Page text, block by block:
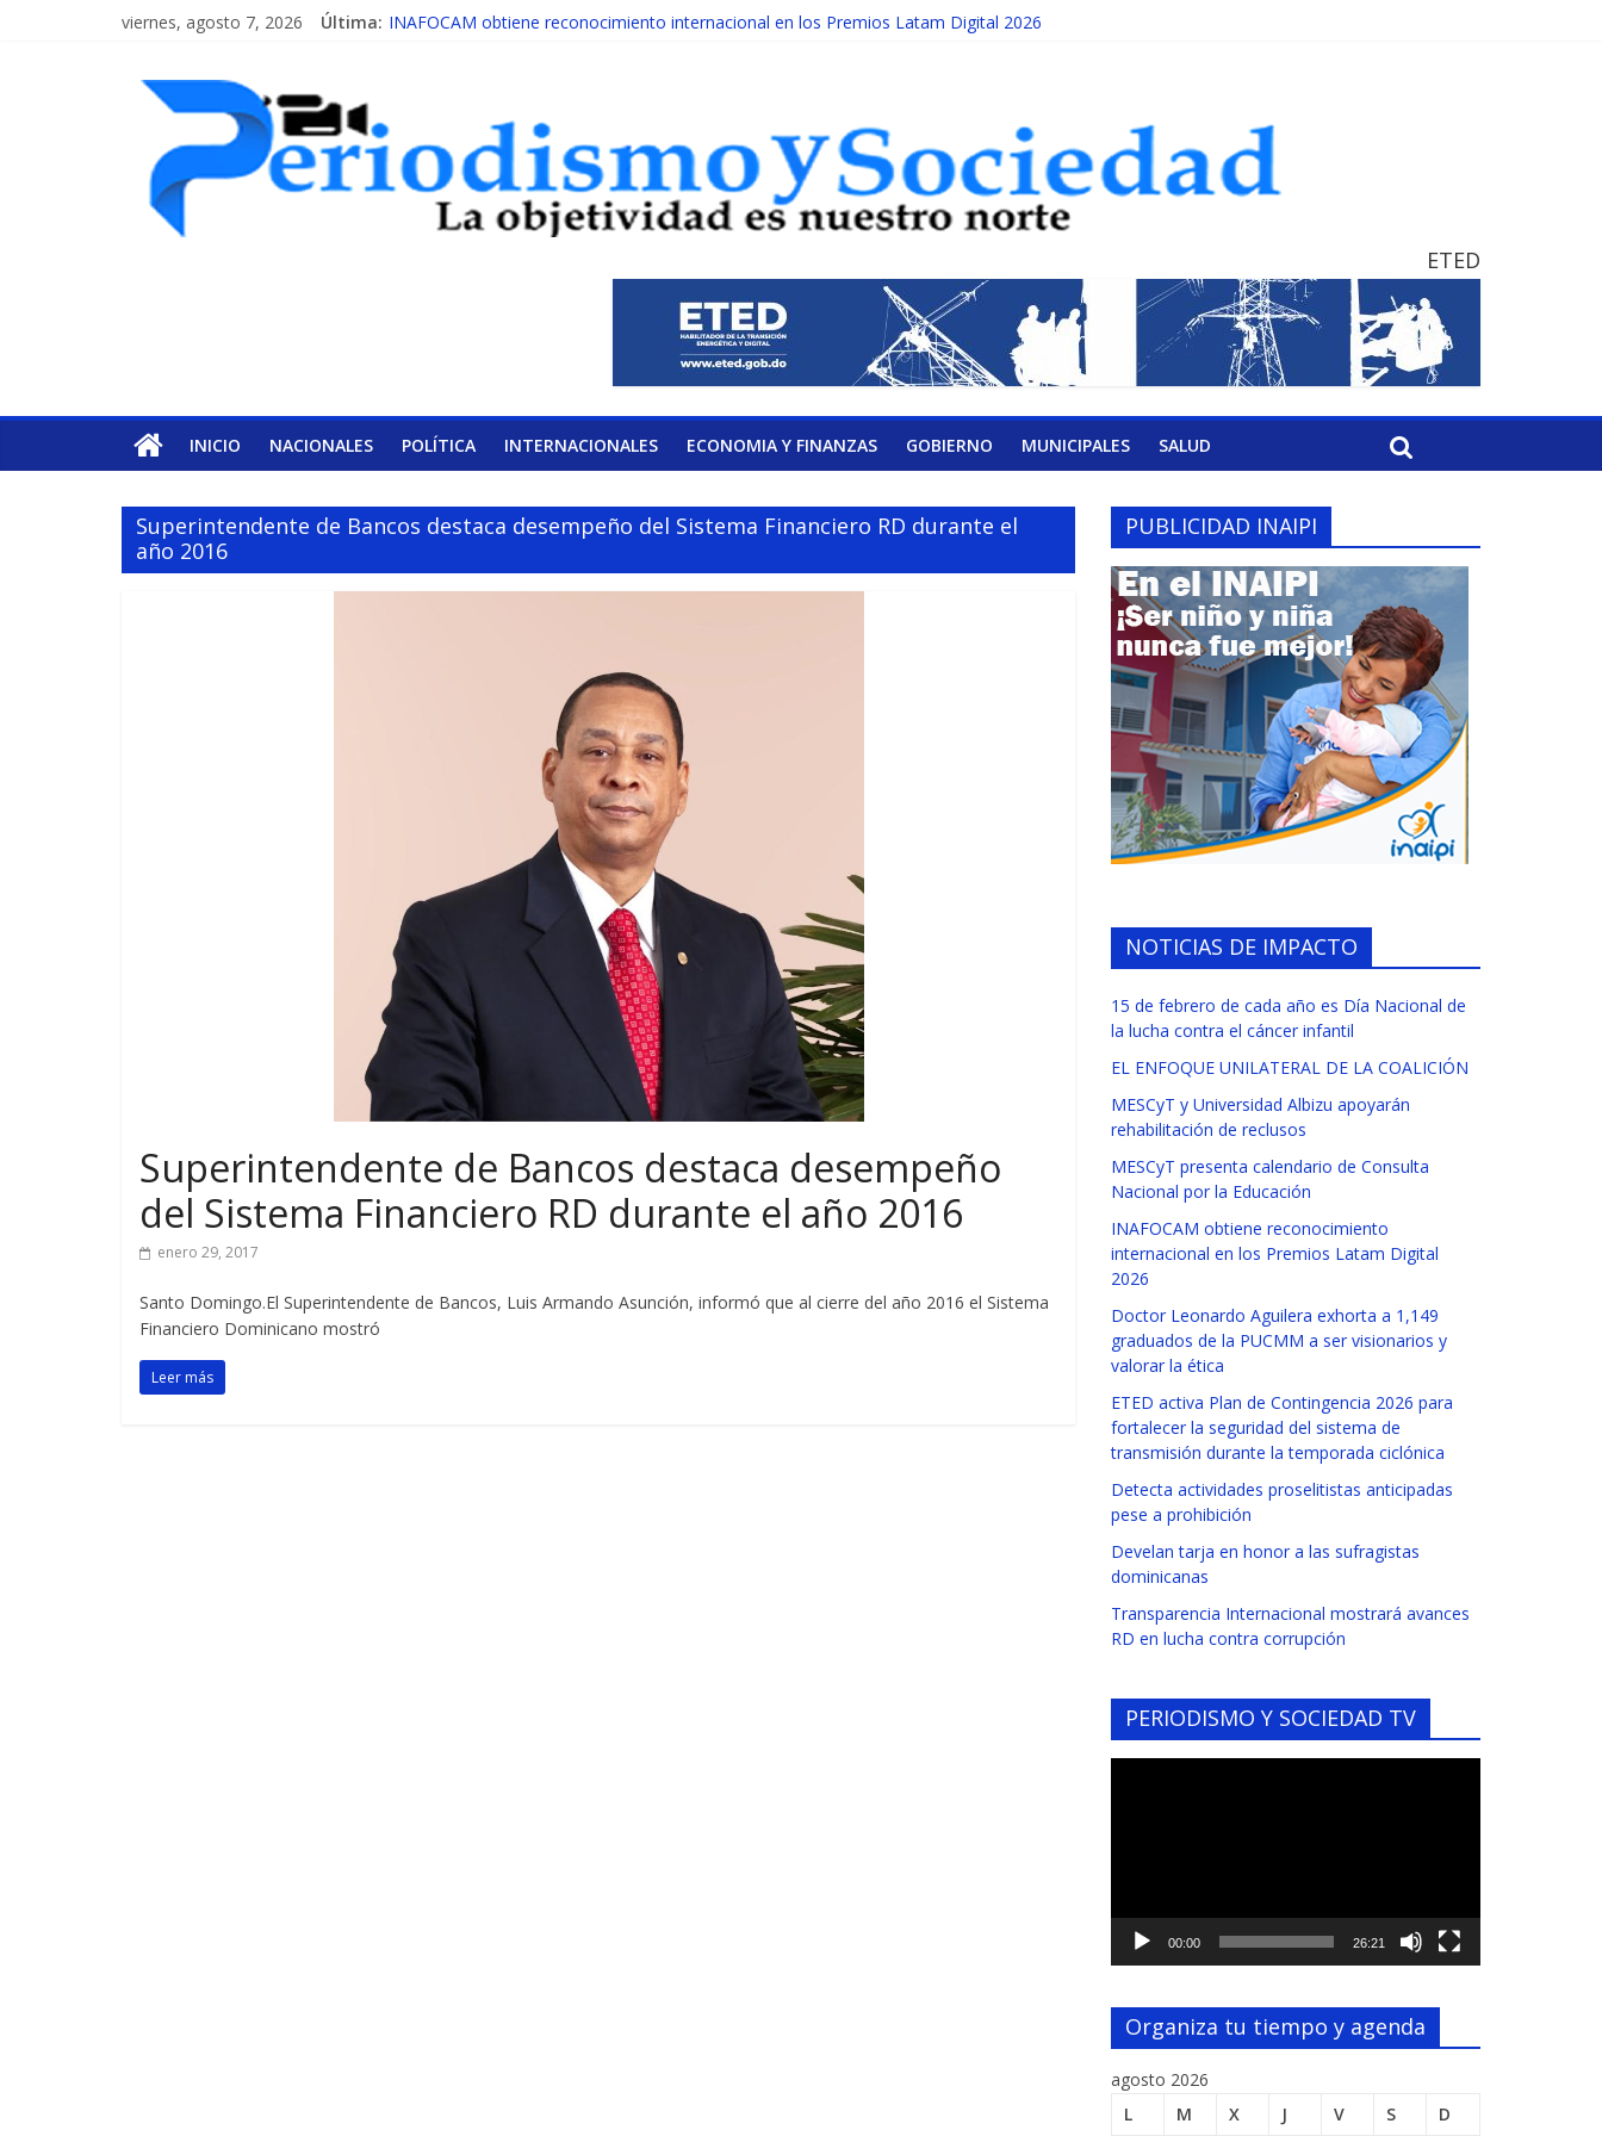
viernes, agosto 7, 2026 Última: INAFOCAM obtiene reconocimiento internacional en los Premios Latam Digital 2026
MESCyT presenta calendario de Consulta Nacional por la Educación
ETED
INICIO NACIONALES POLÍTICA INTERNACIONALES ECONOMIA Y FINANZAS GOBIERNO MUNICIPALES SALUD
Superintendente de Bancos destaca desempeño del Sistema Financiero RD durante el
año 2016
Superintendente de Bancos destaca desempeño
del Sistema Financiero RD durante el año 2016
enero 29, 2017
Santo Domingo.El Superintendente de Bancos, Luis Armando Asunción, informó que al cierre del año 2016 el Sistema
Financiero Dominicano mostró
Leer más
PUBLICIDAD INAIPI
NOTICIAS DE IMPACTO
15 de febrero de cada año es Día Nacional de
la lucha contra el cáncer infantil
EL ENFOQUE UNILATERAL DE LA COALICIÓN
MESCyT y Universidad Albizu apoyarán
rehabilitación de reclusos
MESCyT presenta calendario de Consulta
Nacional por la Educación
INAFOCAM obtiene reconocimiento
internacional en los Premios Latam Digital
2026
Doctor Leonardo Aguilera exhorta a 1,149
graduados de la PUCMM a ser visionarios y
valorar la ética
ETED activa Plan de Contingencia 2026 para
fortalecer la seguridad del sistema de
transmisión durante la temporada ciclónica
Detecta actividades proselitistas anticipadas
pese a prohibición
Develan tarja en honor a las sufragistas
dominicanas
Transparencia Internacional mostrará avances
RD en lucha contra corrupción
PERIODISMO Y SOCIEDAD TV
00:00 26:21
Organiza tu tiempo y agenda
agosto 2026
L
M X J V S D